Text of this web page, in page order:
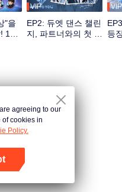
"을
VIP
EP2: 듀엣 댄스 챌린
지, 파트너와의 첫 도
VIP
등
agreeing to our
of cookies in
Policy.